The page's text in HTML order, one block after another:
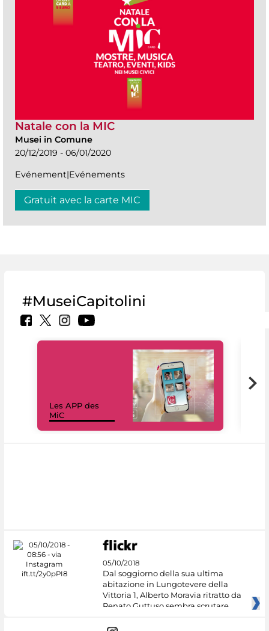
Natale con la MIC
Musei in Comune
20/12/2019 - 06/01/2020
Evénement|Evénements
Gratuit avec la carte MIC
#MuseiCapitolini
Les APP des
MiC
05/10/2018
Dal soggiorno della sua ultima
abitazione in Lungotevere della
Vittoria 1, Alberto Moravia ritratto da
Renato Guttuso sembra scrutare